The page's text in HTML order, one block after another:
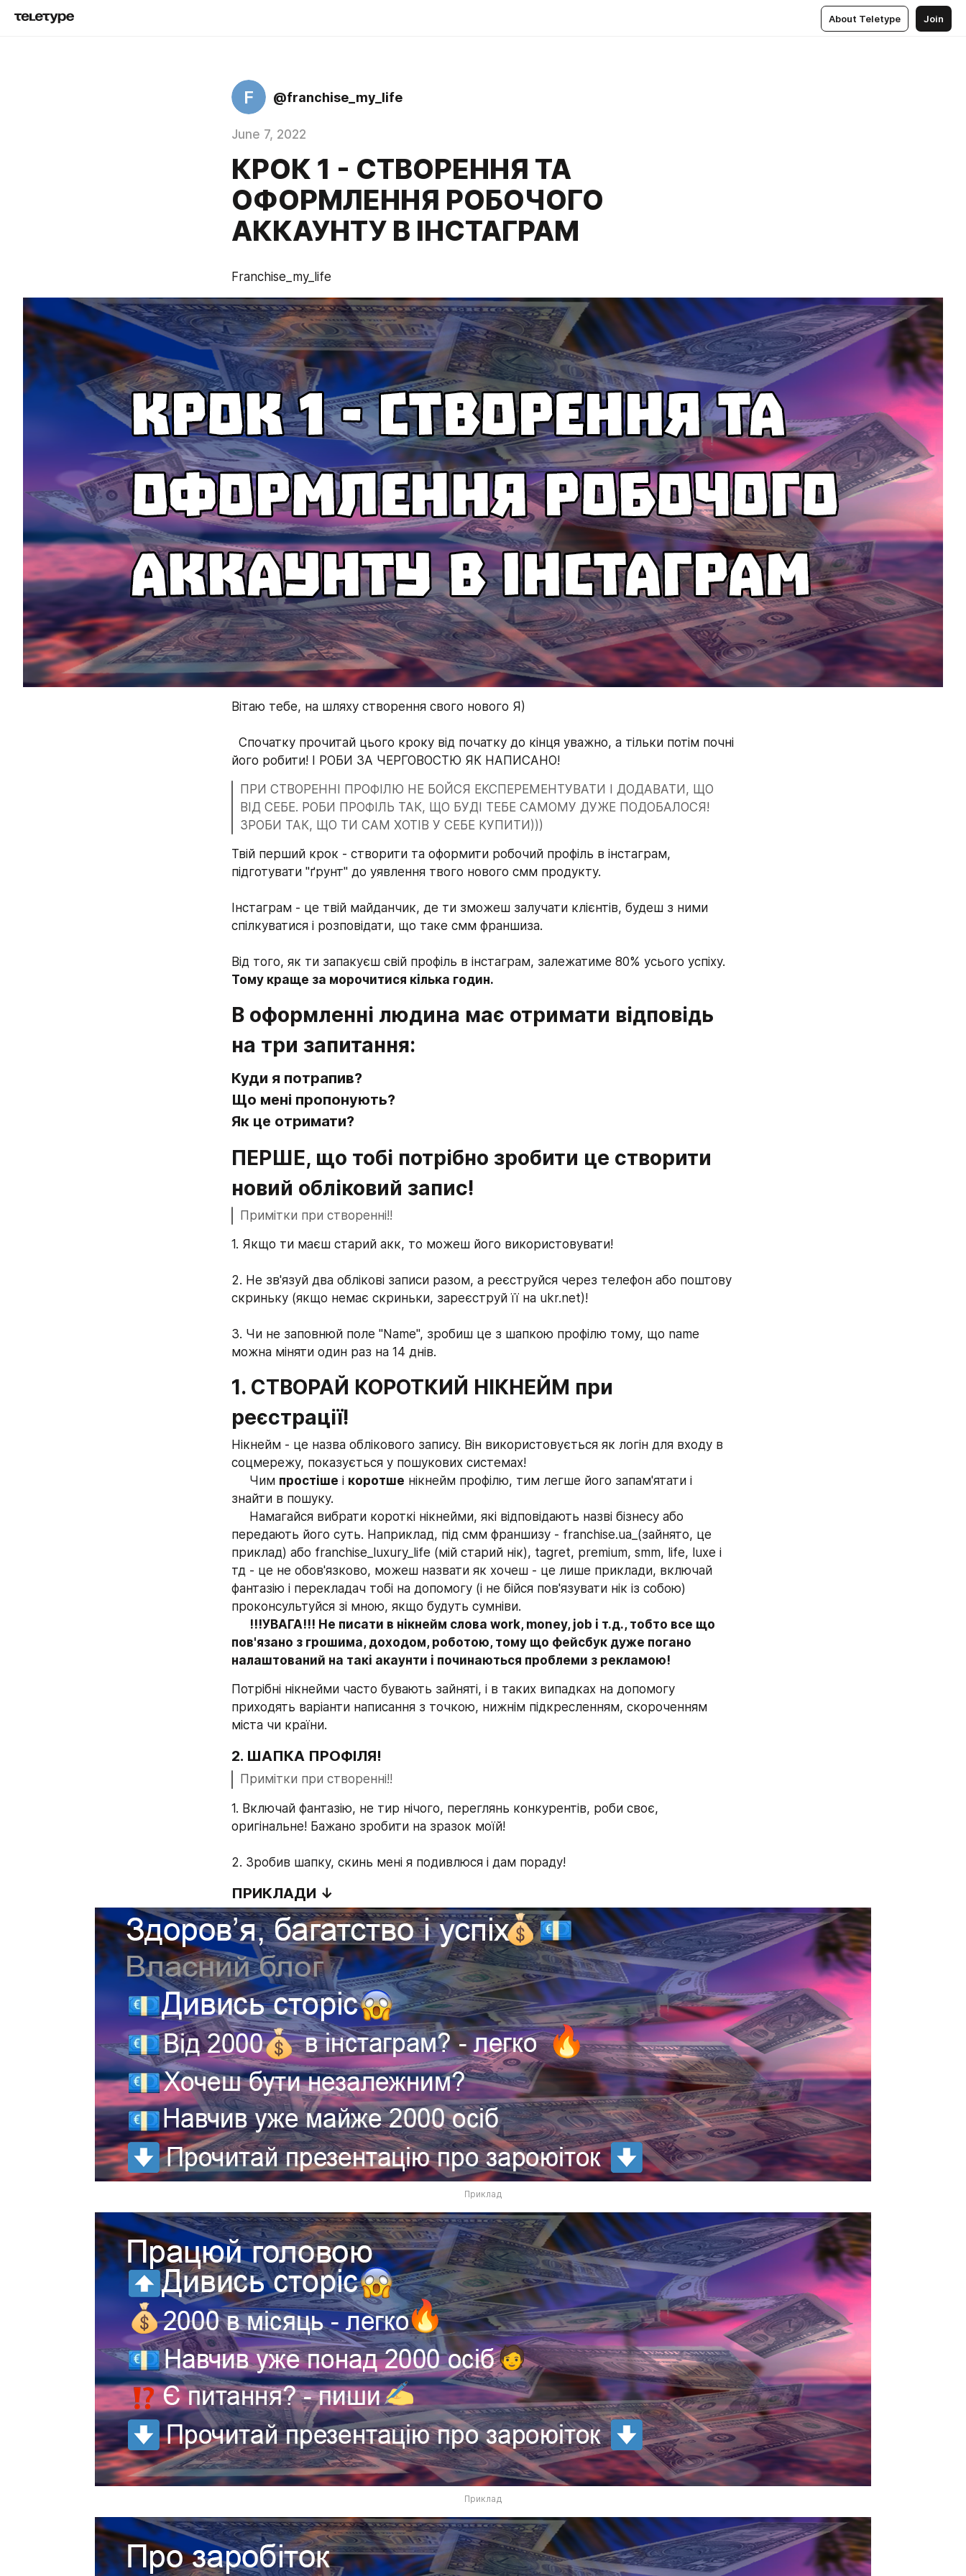
About Teletype Join
F @franchise_my_life
June 7, 2022
КРОК 1 - СТВОРЕННЯ ТА
ОФОРМЛЕННЯ РОБОЧОГО
АККАУНТУ В ІНСТАГРАМ
Franchise_my_life
Вітаю тебе, на шляху створення свого нового Я)
його робити! І РОБИ ЗА ЧЕРГОВОСТЮ ЯК НАПИСАНО!
ПРИ СТВОРЕННІ ПРОФІЛЮ НЕ БОЙСЯ ЕКСПЕРЕМЕНТУВАТИ І ДОДАВАТИ, ЩО
ВІД СЕБЕ. РОБИ ПРОФІЛЬ ТАК, ЩО БУДІ ТЕБЕ САМОМУ ДУЖЕ ПОДОБАЛОСЯ!
ЗРОБИ ТАК, ЩО ТИ САМ ХОТІВ У СЕБЕ КУПИТИ)))
Твій перший крок - створити та оформити робочий профіль в інстаграм,
підготувати "ґрунт" до уявлення твого нового смм продукту.
Інстаграм - це твій майданчик, де ти зможеш залучати клієнтів, будеш з ними
спілкуватися і розповідати, що таке смм франшиза.
Тому краще за морочитися кілька годин.
В оформленні людина має отримати відповідь
на три запитання:
Куди я потрапив?
Що мені пропонують?
Як це отримати?
ПЕРШЕ, що тобі потрібно зробити це створити
новий обліковий запис!
Примітки при створенні!!
1. Якщо ти маєш старий акк, то можеш його використовувати!
2. Не зв'язуй два облікові записи разом, а реєструйся через телефон або поштову
скриньку (якщо немає скриньки, зареєструй її на ukr.net)!
3. Чи не заповнюй поле "Name", зробиш це з шапкою профілю тому, що name
можна міняти один раз на 14 днів.
1. СТВОРАЙ КОРОТКИЙ НІКНЕЙМ при
реєстрації!
Нікнейм - це назва облікового запису. Він використовується як логін для входу в
соцмережу, показується у пошукових системах!
     Чим
простіше і коротше нікнейм профілю, тим легше його запам'ятати і
знайти в пошуку.
передають його суть. Наприклад, під смм франшизу - franchise.ua_(зайнято, це
приклад) або franchise_luxury_life (мій старий нік), tagret, premium, smm, life, luxe і
тд - це не обов'язково, можеш назвати як хочеш - це лише приклади, включай
фантазію і перекладач тобі на допомогу (і не бійся пов'язувати нік із собою)
проконсультуйся зі мною, якщо будуть сумніви.
!!!УВАГА!!! Не писати в нікнейм слова work, money, job і т.д., тобто все що
пов'язано з грошима, доходом, роботою, тому що фейсбук дуже погано
налаштований на такі акаунти і починаються проблеми з рекламою!
Потрібні нікнейми часто бувають зайняті, і в таких випадках на допомогу
приходять варіанти написання з точкою, нижнім підкресленням, скороченням
міста чи країни.
2. ШАПКА ПРОФІЛЯ!
Примітки при створенні!!
1. Включай фантазію, не тир нічого, переглянь конкурентів, роби своє,
оригінальне! Бажано зробити на зразок моїй!
2. Зробив шапку, скинь мені я подивлюся і дам пораду!
ПРИКЛАДИ ↓
Приклад
Приклад